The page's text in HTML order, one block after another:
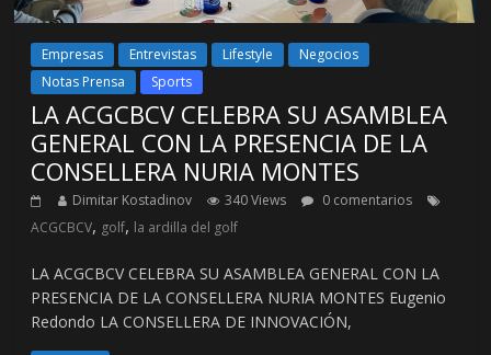
Empresas Entrevistas Lifestyle
Negocios
Notas Prensa
Sports
LA ACGCBCV CELEBRA SU ASAMBLEA
GENERAL CON LA PRESENCIA DE LA
CONSELLERA NURIA MONTES
Dimitar Kostadinov 340 Views
0 comentarios
ACGCBCV, golf, la ardilla del golf
LA ACGCBCV CELEBRA SU ASAMBLEA GENERAL CON LA
PRESENCIA DE LA CONSELLERA NURIA MONTES Eugenio
Redondo LA CONSELLERA DE INNOVACIÓN,